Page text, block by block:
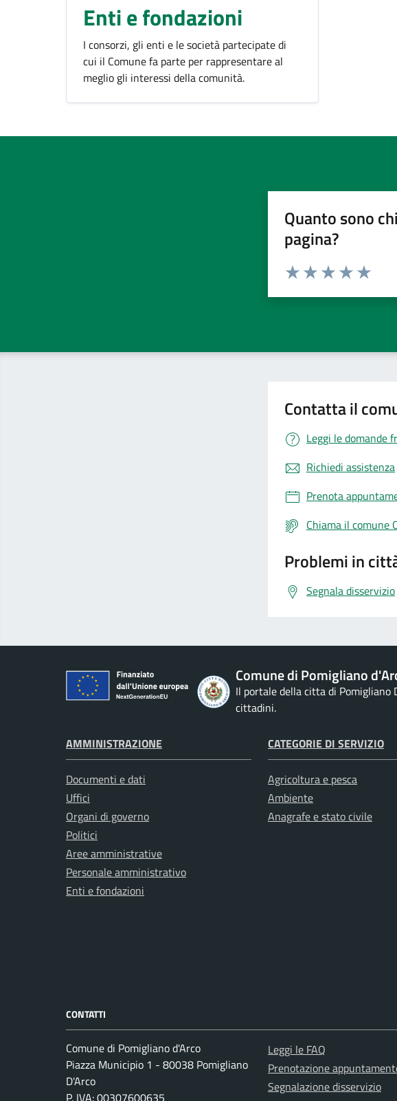
Enti e fondazioni
I consorzi, gli enti e le società partecipate di
cui il Comune fa parte per rappresentare al
meglio gli interessi della comunità.
Quanto sono
pagina?
Valuta da 1 a 5 stelle la pagina
Contatta il
Leggi le domande
Richiedi assistenza
Prenota
Chiama il comune
Problemi in
Segnala disservizio
Comune di Pomigliano
Il portale della citta di Pomigliano
cittadini.
AMMINISTRAZIONE
Documenti e dati
Uffici
Organi di governo
Politici
Aree amministrative
Personale amministrativo
Enti e fondazioni
CATEGORIE DI SERVIZIO
Agricoltura e pesca
Ambiente
Anagrafe e stato civile
CONTATTI
Comune di Pomigliano d'Arco
Piazza Municipio 1 - 80038 Pomigliano
D'Arco
P. IVA: 00307600635
Leggi le FAQ
Prenotazione
Segnalazione disservizio